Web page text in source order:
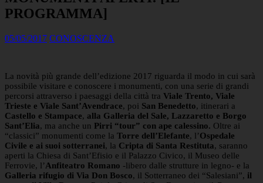
PROGRAMMA]
05/05/2017 CONOSCENZA
La novità più grande dell’edizione 2017 riguarda il modo in cui sarà
possibile visitare e conoscere i monumenti, con una serie di grandi
percorsi attraverso i paesaggi della città tra Viale Trento, Viale
Trieste e Viale Sant’Avendrace, poi San Benedetto, itinerari a
Castello e Stampace, alla Galleria del Sale, Lazzaretto e Borgo
Sant’Elia, ma anche un Pirri “tour” con ape calessino. Oltre ai
“classici” monumenti come la Torre dell’Elefante, l’Ospedale
Civile e ai suoi sotterranei, la Cripta di Santa Restituta, saranno
aperti la Chiesa di Sant’Efisio e il Palazzo Civico, il Museo delle
Ferrovie, l’Anfiteatro Romano -libero dalle strutture in legno- e la
Galleria rifugio di Via Don Bosco, il Sotterraneo dei “Salesiani”, il